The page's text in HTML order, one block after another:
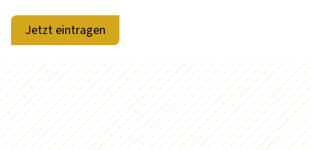
Jetzt eintragen